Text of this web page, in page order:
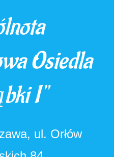
Osiedla
I"
ul. Orłów